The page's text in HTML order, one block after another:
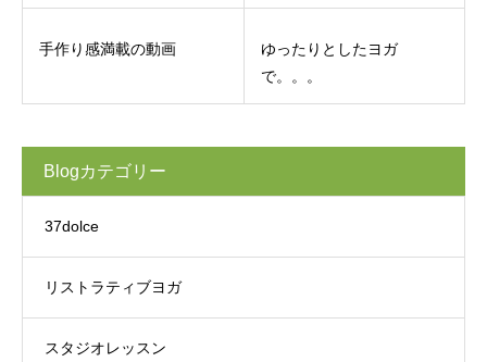
手作り感満載の動画
ゆったりとしたヨガ
で。。。
Blogカテゴリー
37dolce
リストラティブヨガ
スタジオレッスン